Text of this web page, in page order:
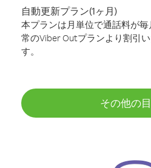
自動更新プラン(1ヶ月)
本プランは月単位で通話料が
常のViber Outプランより割引
す。
その他の